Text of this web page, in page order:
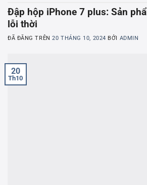
Đập hộp iPhone 7 plus: Sản
lỗi thời
ĐÃ ĐĂNG TRÊN20 THÁNG 10, 2024 BỞI ADMIN
20
Th10